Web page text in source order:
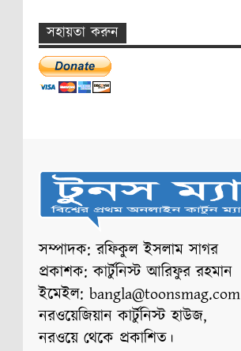
সহায়তা করুন
সম্পাদক: রফিকুল ইসলাম সাগর
প্রকাশক: কার্টুনিস্ট আরিফুর রহমান
ইমেইল: bangla@toonsmag.com
নরওয়েজিয়ান কার্টুনিস্ট হাউজ,
নরওয়ে থেকে প্রকাশিত।